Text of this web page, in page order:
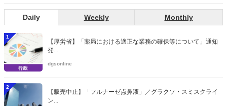
Daily Weekly Monthly
1
【厚労省】「薬局における適正な業務の確保等について」通知
発...
dgsonline
2
【販売中止】「フルナーゼ点鼻液」／グラクソ・スミスクライ
ン...